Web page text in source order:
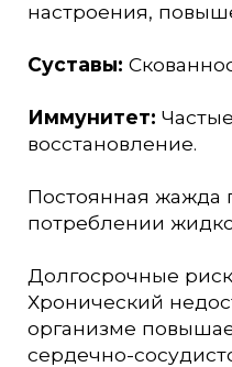
настроения,
Суставы:
Иммунитет:
восстановление.
Постоянная жажда
потреблении
Долгосрочные
Хронический
организме
сердечно-